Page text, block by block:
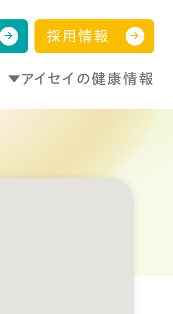
採用情報
アイセイの健康情報